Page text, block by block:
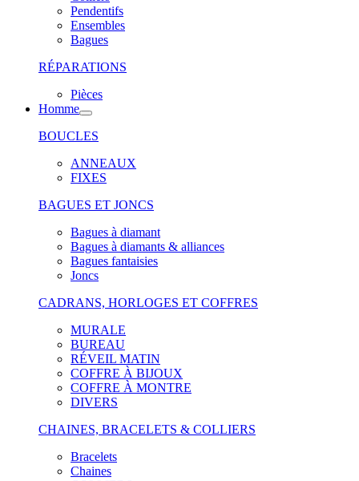
Pendentifs
Ensembles
Bagues
RÉPARATIONS
Pièces
Homme
BOUCLES
ANNEAUX
FIXES
BAGUES ET JONCS
Bagues à diamant
Bagues à diamants & alliances
Bagues fantaisies
Joncs
CADRANS, HORLOGES ET COFFRES
MURALE
BUREAU
RÉVEIL MATIN
COFFRE À BIJOUX
COFFRE À MONTRE
DIVERS
CHAINES, BRACELETS & COLLIERS
Bracelets
Chaines